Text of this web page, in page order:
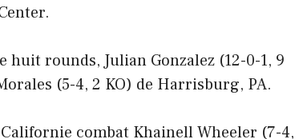
rounds, Julian Gonzalez (12-0-1, 9
(5-4, 2 KO) de Harrisburg, PA.
Californie combat Khainell Wheeler (7-4,